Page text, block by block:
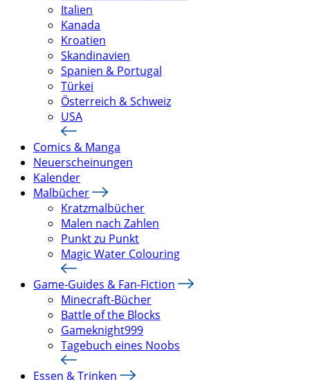
Italien
Kanada
Kroatien
Skandinavien
Spanien & Portugal
Türkei
Österreich & Schweiz
USA
Comics & Manga
Neuerscheinungen
Kalender
Malbücher
Kratzmalbücher
Malen nach Zahlen
Punkt zu Punkt
Magic Water Colouring
Game-Guides & Fan-Fiction
Minecraft-Bücher
Battle of the Blocks
Gameknight999
Tagebuch eines Noobs
Essen & Trinken